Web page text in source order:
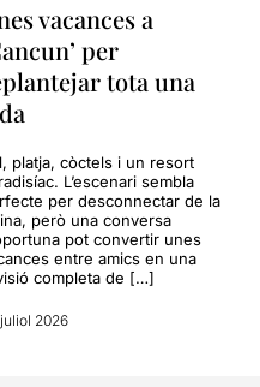
vacances a
per
tota una
platja, còctels i un resort
L’escenari sembla
per desconnectar de la
però una conversa
pot convertir unes
entre amics en una
completa de […]
2026